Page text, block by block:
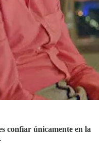
confiar únicamente en la